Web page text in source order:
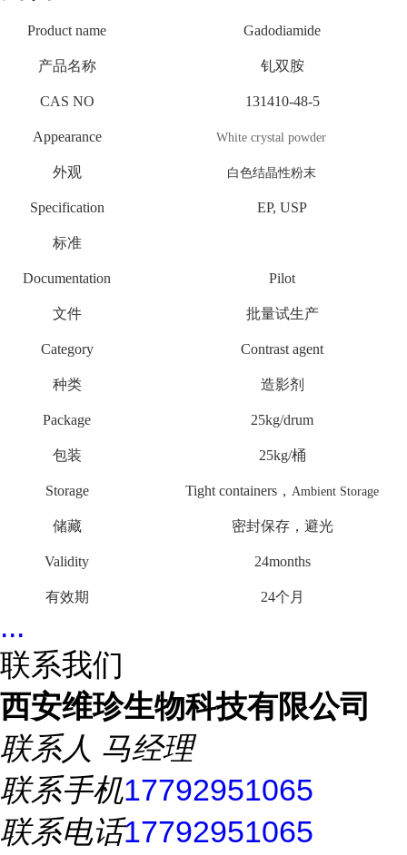
Product name
产品名称
Gadodiamide
钆双胺
CAS NO 131410-48-5
Appearance
外观
White crystal powder
白色结晶性粉末
Specification
标准
EP, USP
Documentation
文件
Pilot
批量试生产
Category
种类
Contrast agent
造影剂
Package
包装
25kg/drum
25kg/桶
Storage
储藏
Tight containers ， Ambient Storage
密封保存，避光
Validity
有效期
24months
24个月
...
联系我们
西安维珍生物科技有限公司
联系人 马经理
联系手机17792951065
联系电话17792951065